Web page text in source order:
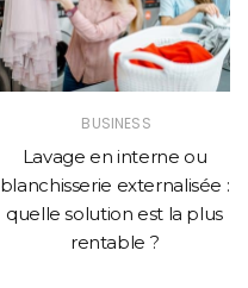
BUSINESS
Lavage en interne ou
blanchisserie externalisée :
quelle solution est la plus
rentable ?